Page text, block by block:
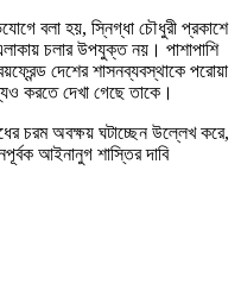
বলা হয়, স্নিগ্ধা চৌধুরী প্রকাশে
চলার উপযুক্ত নয়। পাশাপাশি
দেশের শাসনব্যবস্থাকে পরোয়া
করতে দেখা গেছে তাকে।
চরম অবক্ষয় ঘটাচ্ছেন উল্লেখ করে,
আইনানুগ শাস্তির দাবি